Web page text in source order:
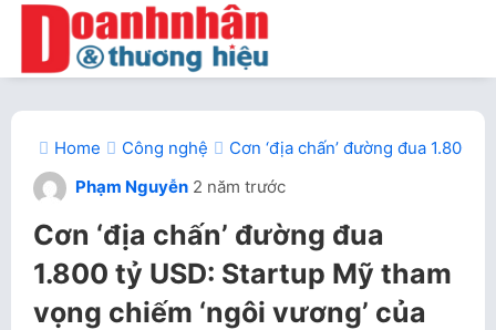
Home Công nghệ
Cơn ‘địa chấn’ đường đua 1.800
Phạm Nguyễn 2 năm trước
Cơn ‘địa chấn’ đường đua
1.800 tỷ USD: Startup Mỹ tham
vọng chiếm ‘ngôi vương’ của